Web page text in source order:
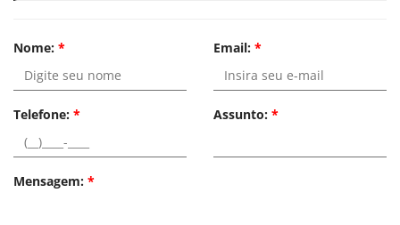
Nome: * Email: *
Telefone: * Assunto: *
Mensagem: *